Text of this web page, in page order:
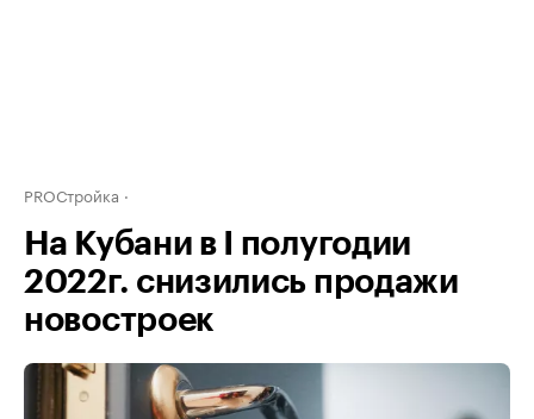
PROСтройка
На Кубани в I полугодии
2022г. снизились продажи
новостроек